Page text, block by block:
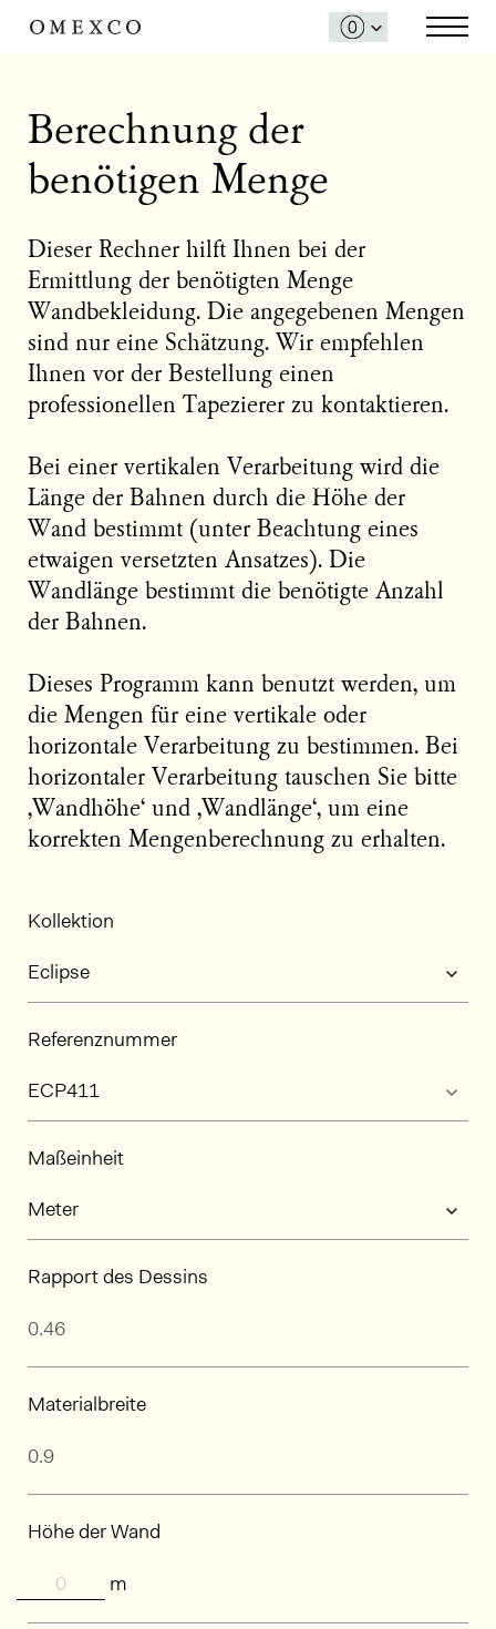
Berechnung der
benötigen Menge
Dieser Rechner hilft Ihnen bei der
Ermittlung der benötigten Menge
Wandbekleidung. Die angegebenen Mengen
sind nur eine Schätzung. Wir empfehlen
Ihnen vor der Bestellung einen
professionellen Tapezierer zu kontaktieren.
Bei einer vertikalen Verarbeitung wird die
Länge der Bahnen durch die Höhe der
Wand bestimmt (unter Beachtung eines
etwaigen versetzten Ansatzes). Die
Wandlänge bestimmt die benötigte Anzahl
der Bahnen.
Dieses Programm kann benutzt werden, um
die Mengen für eine vertikale oder
horizontale Verarbeitung zu bestimmen. Bei
horizontaler Verarbeitung tauschen Sie bitte
‚Wandhöhe‘ und ‚Wandlänge‘, um eine
korrekten Mengenberechnung zu erhalten.
Kollektion
Referenznummer
Maßeinheit
Rapport des Dessins
Materialbreite
Höhe der Wand
m